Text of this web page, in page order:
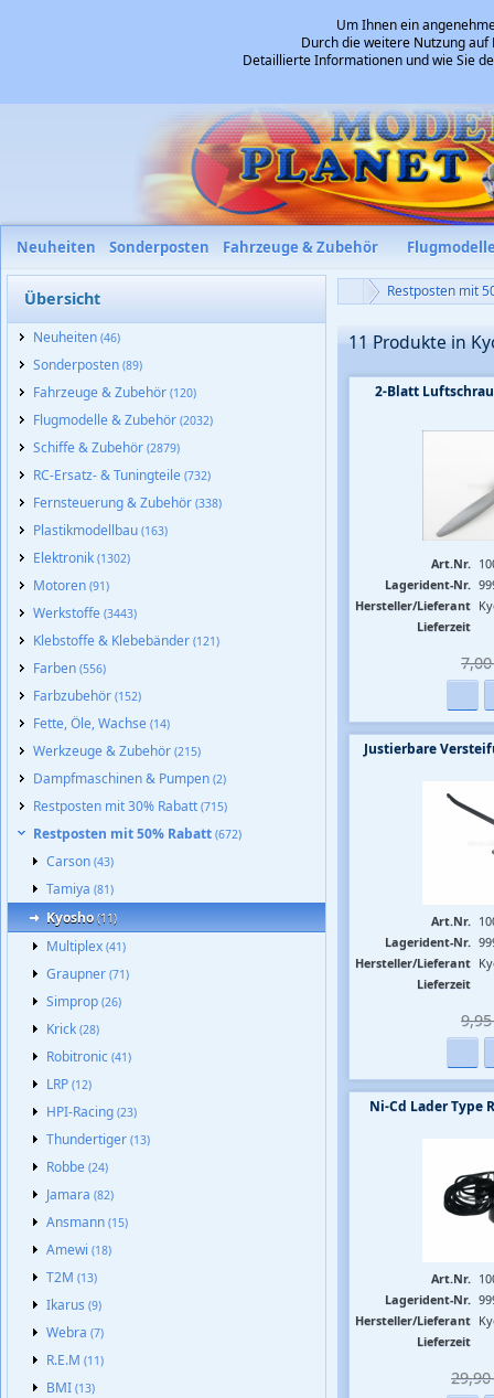
Neuheiten Sonderposten Fahrzeuge & Zubehör
Übersicht
Neuheiten (46)
Sonderposten (89)
Fahrzeuge & Zubehör (120)
Flugmodelle & Zubehör (2032)
Schiffe & Zubehör (2879)
RC-Ersatz- & Tuningteile (732)
Fernsteuerung & Zubehör (338)
Plastikmodellbau (163)
Elektronik (1302)
Motoren (91)
Werkstoffe (3443)
Klebstoffe & Klebebänder (121)
Farben (556)
Farbzubehör (152)
Fette, Öle, Wachse (14)
Werkzeuge & Zubehör (215)
Dampfmaschinen & Pumpen (2)
Restposten mit 30% Rabatt (715)
Restposten mit 50% Rabatt (672)
Carson (43)
Tamiya (81)
Kyosho (11)
Multiplex (41)
Graupner (71)
Simprop (26)
Krick (28)
Robitronic (41)
LRP (12)
HPI-Racing (23)
Thundertiger (13)
Robbe (24)
Jamara (82)
Ansmann (15)
Amewi (18)
T2M (13)
Ikarus (9)
Webra (7)
R.E.M (11)
BMI (13)
Um Ihnen ein
Durch die weitere Nutzung
Detaillierte Informationen und wie Sie
Restposten mit
11 Produkte in
2-Blatt
Art.Nr.
Lagerident-Nr.
Hersteller/Lieferant
Lieferzeit
7,00
Justierbare
Art.Nr.
Lagerident-Nr.
Hersteller/Lieferant
Lieferzeit
9,95
Ni-Cd Lader Type
Art.Nr.
Lagerident-Nr.
Hersteller/Lieferant
Lieferzeit
29,90